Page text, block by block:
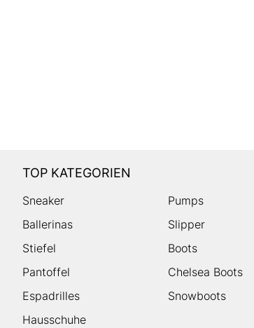
TOP KATEGORIEN
Sneaker Pumps
Ballerinas
Slipper
Stiefel
Boots
Pantoffel
Chelsea Boots
Espadrilles
Snowboots
Hausschuhe